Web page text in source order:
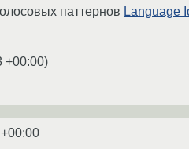
паттернов Language
+00:00)